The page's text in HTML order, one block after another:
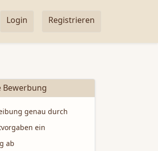
Login Registrieren
Bewerbung
genau durch
ein
ab